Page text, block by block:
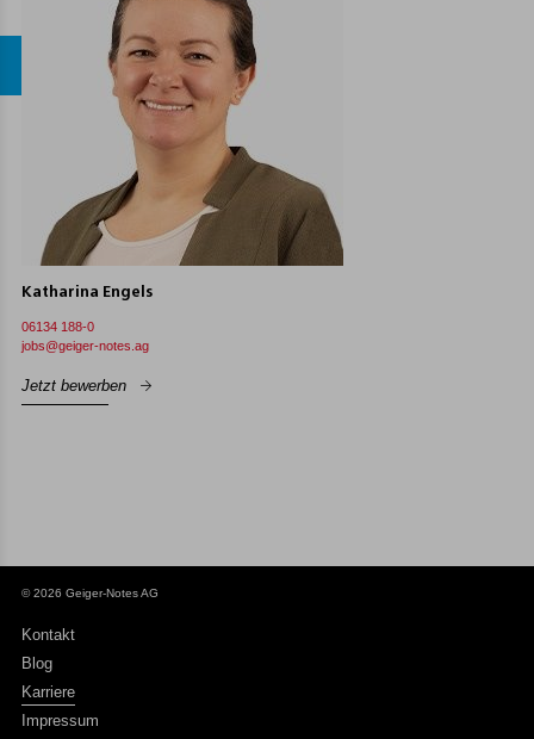
Katharina Engels
06134 188-0
jobs@geiger-notes.ag
Jetzt bewerben
© 2026 Geiger-Notes AG
Kontakt
Blog
Karriere
Impressum